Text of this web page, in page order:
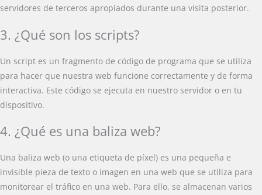
servidores de terceros apropiados durante una visita posterior.
3. ¿Qué son los scripts?
Un script es un fragmento de código de programa que se utiliza
para hacer que nuestra web funcione correctamente y de forma
interactiva. Este código se ejecuta en nuestro servidor o en tu
dispositivo.
4. ¿Qué es una baliza web?
Una baliza web (o una etiqueta de píxel) es una pequeña e
invisible pieza de texto o imagen en una web que se utiliza para
monitorear el tráfico en una web. Para ello, se almacenan varios